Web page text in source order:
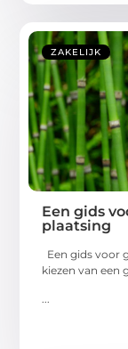
ZAKELIJK
Een gids
plaatsing
Een gids voor
kiezen van een
...